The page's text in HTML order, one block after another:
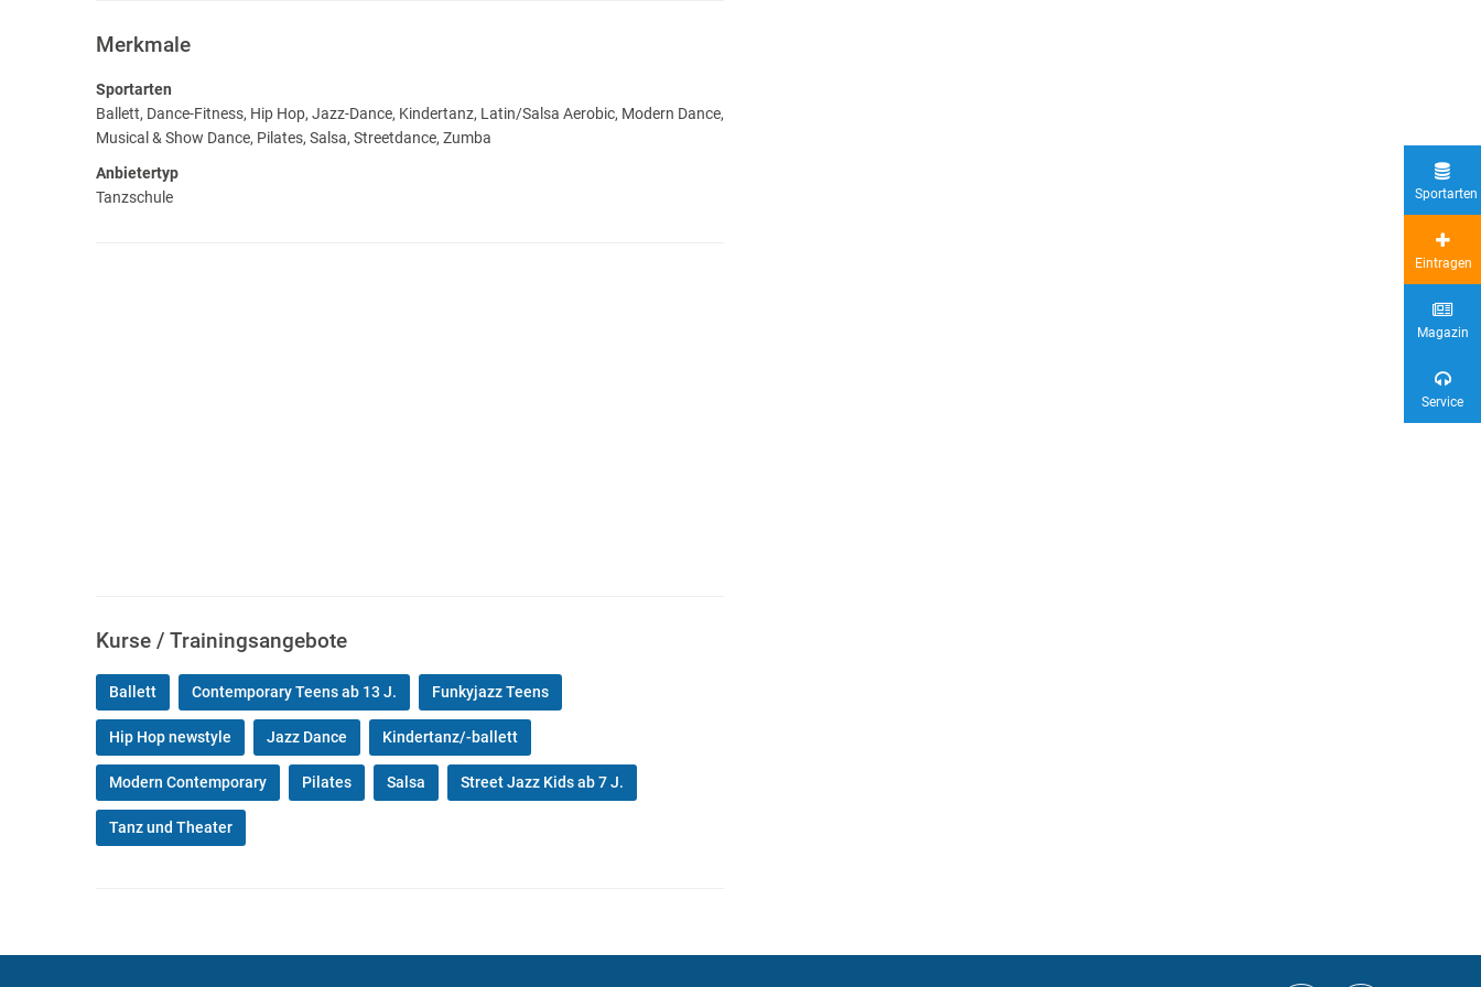
Merkmale
Sportarten
Ballett, Dance-Fitness, Hip Hop, Jazz-Dance, Kindertanz, Latin/Salsa Aerobic, Modern Dance,
Musical & Show Dance, Pilates, Salsa, Streetdance, Zumba
Anbietertyp
Tanzschule
Kurse / Trainingsangebote
Ballett Contemporary Teens ab 13 J. Funkyjazz Teens
Hip Hop newstyle Jazz Dance Kindertanz/-ballett
Modern Contemporary Pilates Salsa Street Jazz Kids ab 7 J.
Tanz und Theater
Sportarten
Eintragen
Magazin
Service